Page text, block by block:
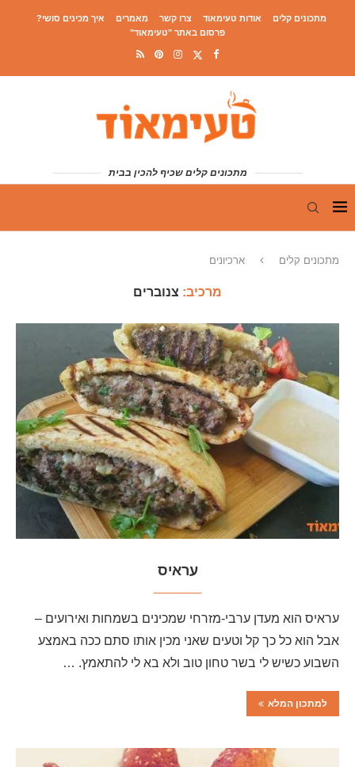
מתכונים קלים אודות טעימאוד צרו קשר מאמרים
איך מכינים סושי?
פרסום באתר "טעימאוד"
מתכונים קלים שכיף להכין בבית
מתכונים קלים ארכיונים
מרכיב: צנוברים
עראיס
עראיס הוא מעדן ערבי-מזרחי שמכינים בשמחות ואירועים –
אבל הוא כל כך קל וטעים שאני מכין אותו סתם ככה באמצע
השבוע כשיש לי בשר טחון טוב ולא בא לי להתאמץ. …
למתכון המלא